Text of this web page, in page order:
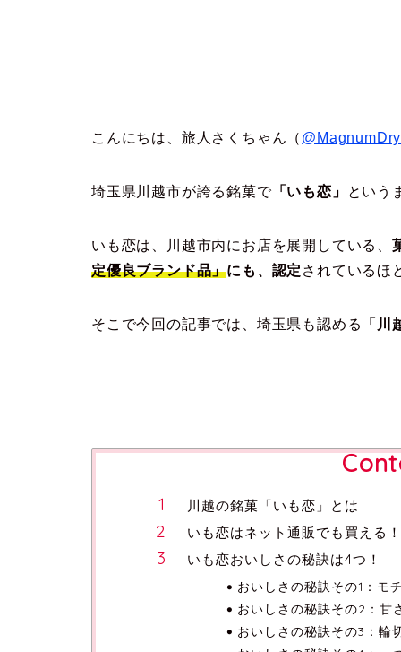
こんにちは、旅人さくちゃん（ @MagnumDry
埼玉県川越市が誇る銘菓で「いも恋」 という
いも恋は、川越市内にお店を展開している、
定優良ブランド品」にも、 認定 されているほ
そこで今回の記事では、埼玉県も認める 「
川越の銘菓「いも恋」とは
いも恋はネット通販でも買える！
いも恋おいしさの秘訣は4つ！
おいしさの秘訣その1：モ
おいしさの秘訣その2：甘
おいしさの秘訣その3：輪